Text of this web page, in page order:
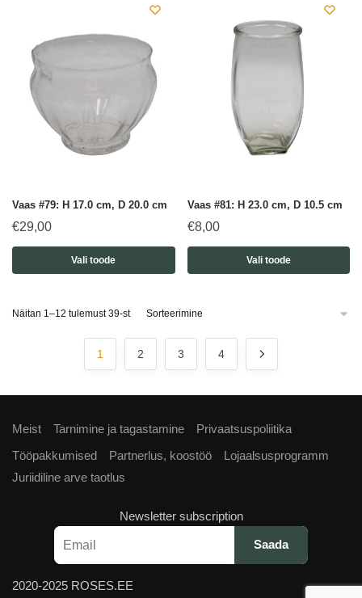
Vaas #79: H 17.0 cm, D 20.0 cm
€29,00
Vali toode
Vaas #81: H 23.0 cm, D 10.5 cm
€8,00
Vali toode
Näitan 1–12 tulemust 39-st
1 2 3 4
Meist Tarnimine ja tagastamine
Privaatsuspoliitika
Tööpakkumised
Partnerlus, koostöö
Lojaalsusprogramm
Juriidiline arve taotlus
Newsletter subscription
2020-2025 ROSES.EE